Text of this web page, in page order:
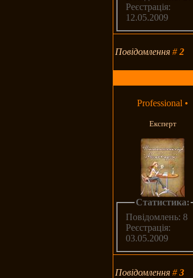
Реєстрація:
12.05.2009
Повідомлення#2
Professional •
Експерт
Статистика:
Повідомлень: 8
Реєстрація:
03.05.2009
Повідомлення#3